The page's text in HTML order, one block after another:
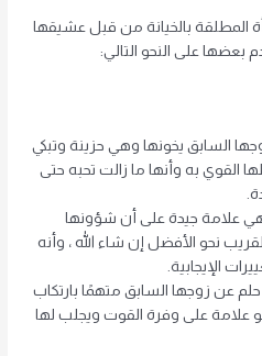
المطلقة بالخيانة من قبل عشيقها
بعضها على النحو التالي:
السابق يخونها وهي حزينة وتبكي
القوي به وأنها ما زالت تحبه حتى
هي علامة جيدة على أن شؤونها
نحو الأفضل إن شاء الله ، وأنه
الإيجابية.
عن زوجها السابق متهمًا بارتكاب
علامة على وفرة القوت ويجلب لها